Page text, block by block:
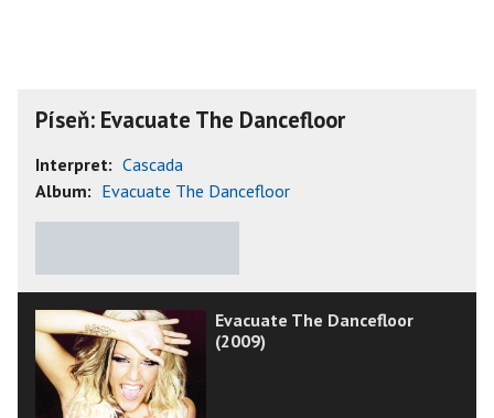
Píseň: Evacuate The Dancefloor
Interpret: Cascada
Album: Evacuate The Dancefloor
Evacuate The Dancefloor
(2009)